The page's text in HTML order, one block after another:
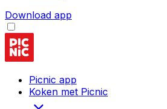
Download app
Picnic app
Koken met Picnic